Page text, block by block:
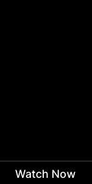
Watch Now